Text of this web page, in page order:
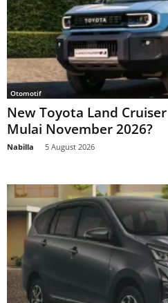
Otomotif
New Toyota Land
Mulai November 2026?
Nabilla 5 August 2026